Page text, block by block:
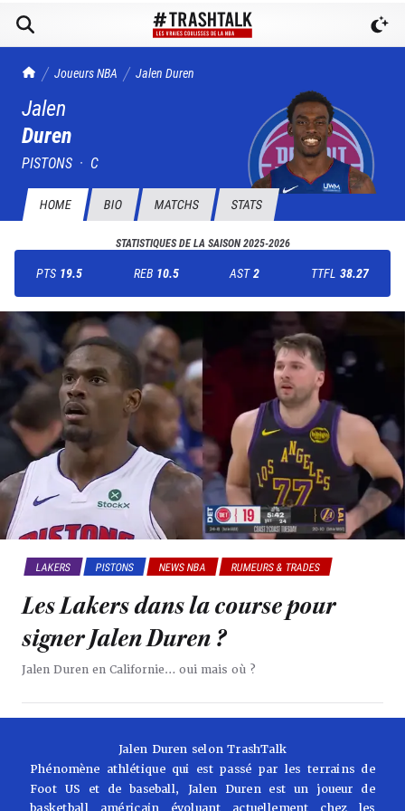
TrashTalk Actu NBA
Joueurs NBA Jalen Duren
Jalen
Duren
PISTONS · C
HOME BIO MATCHS STATS
STATISTIQUES DE LA SAISON2025-2026
PTS 19.5 REB 10.5 AST 2 TTFL 38.27
LAKERS PISTONS NEWS NBA RUMEURS & TRADES
Les Lakers dans la course pour
signer Jalen Duren ?
Jalen Duren en Californie… oui mais où ?
Jalen Duren selon TrashTalk
Phénomène athlétique qui est passé par les terrains de
Foot US et de baseball, Jalen Duren est un joueur de
basketball américain évoluant actuellement chez les